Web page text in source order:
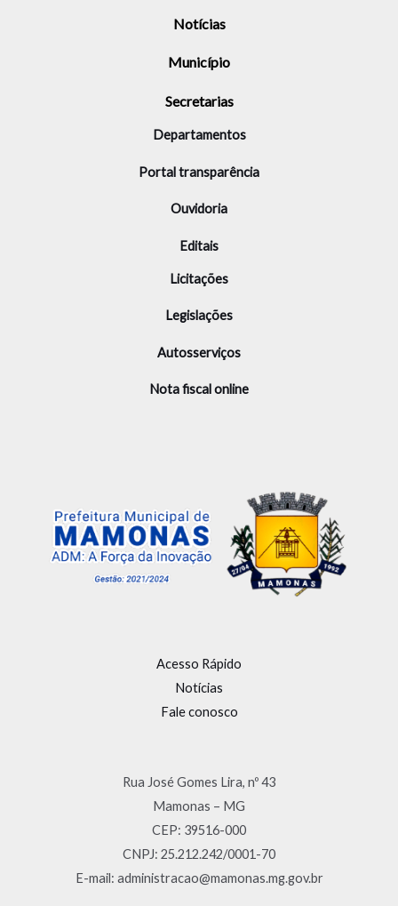
Notícias
Município
Secretarias
Departamentos
Portal transparência
Ouvidoria
Editais
Licitações
Legislações
Autosserviços
Nota fiscal online
Acesso Rápido
Notícias
Fale conosco
Rua José Gomes Lira, nº 43
Mamonas – MG
CEP: 39516-000
CNPJ: 25.212.242/0001-70
E-mail: administracao@mamonas.mg.gov.br